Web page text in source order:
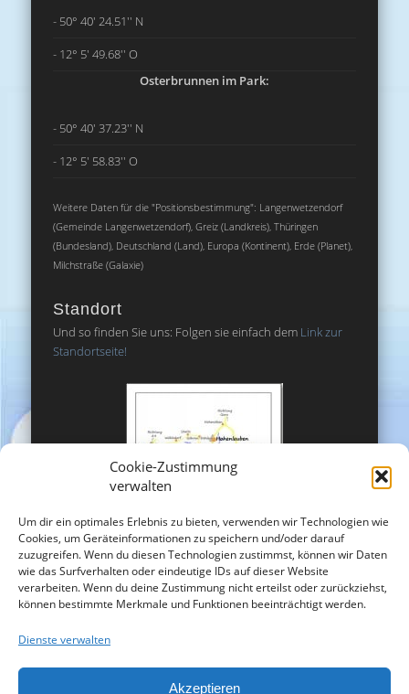
Cookie-Zustimmung
verwalten
Um dir ein optimales Erlebnis zu bieten, verwenden wir Technologien wie
Cookies, um Geräteinformationen zu speichern und/oder darauf
zuzugreifen. Wenn du diesen Technologien zustimmst, können wir Daten
wie das Surfverhalten oder eindeutige IDs auf dieser Website
verarbeiten. Wenn du deine Zustimmung nicht erteilst oder zurückziehst,
können bestimmte Merkmale und Funktionen beeinträchtigt werden.
Dienste verwalten
Akzeptieren
- 50° 40' 24.51'' N
- 12° 5' 49.68'' O
Osterbrunnen im Park:
- 50° 40' 37.23'' N
- 12° 5' 58.83'' O
Weitere Daten für die "Positionsbestimmung": Langenwetzendorf
(Gemeinde Langenwetzendorf), Greiz (Landkreis), Thüringen
(Bundesland), Deutschland (Land), Europa (Kontinent), Erde (Planet),
Milchstraße (Galaxie)
Standort
Und so finden Sie uns: Folgen sie einfach dem Link zur
Standortseite!